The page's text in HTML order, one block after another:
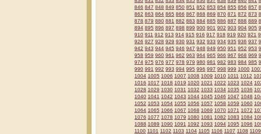
846 847 848 849 850 851 852 853 854 855 856 857
862 863 864 865 866 867 868 869 870 871 872 873
878 879 880 881 882 883 884 885 886 887 888 889
894 895 896 897 898 899 900 901 902 903 904 905
910 911 912 913 914 915 916 917 918 919 920 921
926 927 928 929 930 931 932 933 934 935 936 937
942 943 944 945 946 947 948 949 950 951 952 953
958 959 960 961 962 963 964 965 966 967 968 969
974 975 976 977 978 979 980 981 982 983 984 985
990 991 992 993 994 995 996 997 998 999 1000
1004 1005 1006 1007 1008 1009 1010 1011 1012
1016 1017 1018 1019 1020 1021 1022 1023 1024
1028 1029 1030 1031 1032 1033 1034 1035 1036
1040 1041 1042 1043 1044 1045 1046 1047 1048
1052 1053 1054 1055 1056 1057 1058 1059 1060
1064 1065 1066 1067 1068 1069 1070 1071 1072
1076 1077 1078 1079 1080 1081 1082 1083 1084
1088 1089 1090 1091 1092 1093 1094 1095 1096
1100 1101 1102 1103 1104 1105 1106 1107 1108 1109